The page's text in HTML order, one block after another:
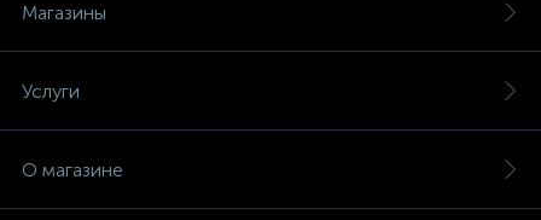
Магазины
Услуги
О магазине